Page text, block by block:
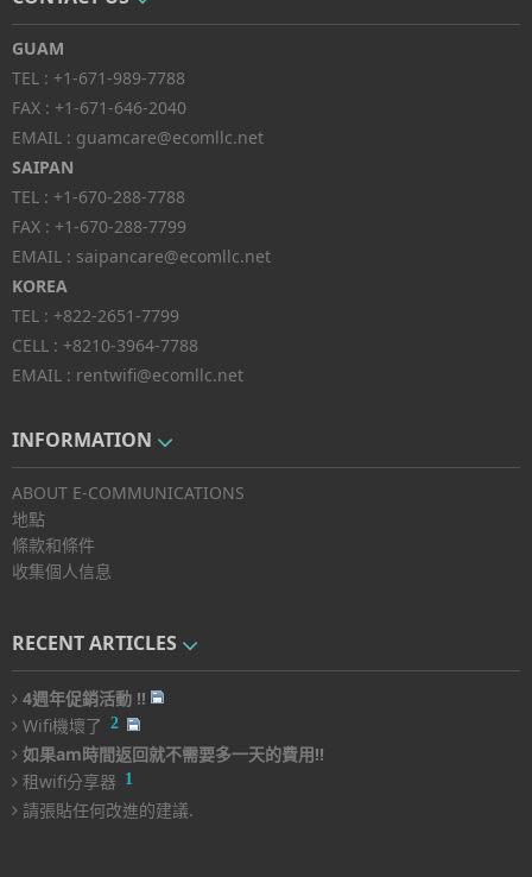
GUAM
TEL : +1-671-989-7788
FAX : +1-671-646-2040
EMAIL : guamcare@ecomllc.net
SAIPAN
TEL : +1-670-288-7788
FAX : +1-670-288-7799
EMAIL : saipancare@ecomllc.net
KOREA
TEL : +822-2651-7799
CELL : +8210-3964-7788
EMAIL : rentwifi@ecomllc.net
INFORMATION
ABOUT E-COMMUNICATIONS
地點
條款和條件
收集個人信息
RECENT ARTICLES
4週年促銷活動 !!
Wifi機壞了 2
如果am時間返回就不需要多一天的費用!!
租wifi分享器 1
請張貼任何改進的建議.